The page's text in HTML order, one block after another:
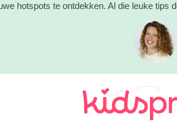
hotspots te ontdekken. Al die leuke tips